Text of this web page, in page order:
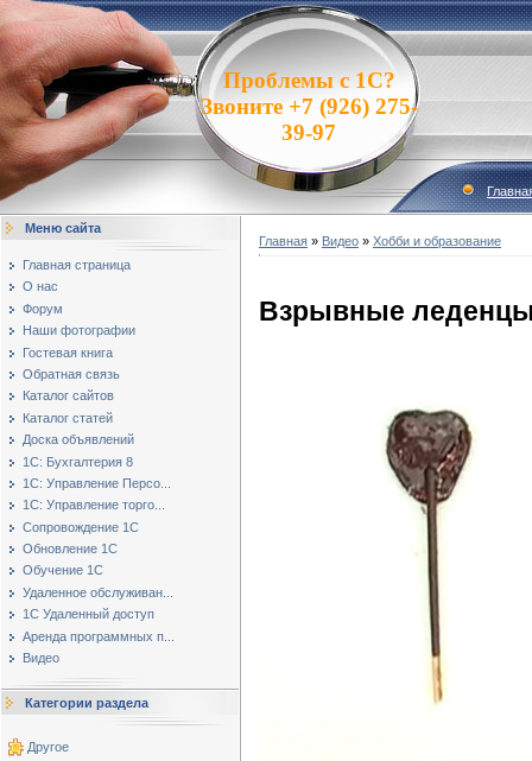
Проблемы с 1С?
Звоните +7 (926) 275-
39-97
Меню сайта
Главная страница
О нас
Форум
Наши фотографии
Гостевая книга
Обратная связь
Каталог сайтов
Каталог статей
Доска объявлений
1С: Бухгалтерия 8
1С: Управление Персо...
1С: Управление торго...
Сопровождение 1С
Обновление 1С
Обучение 1С
Удаленное обслуживан...
1С Удаленный доступ
Аренда программных п...
Видео
Категории раздела
Другое
Главная » Видео » Хобби и образование
Взрывные